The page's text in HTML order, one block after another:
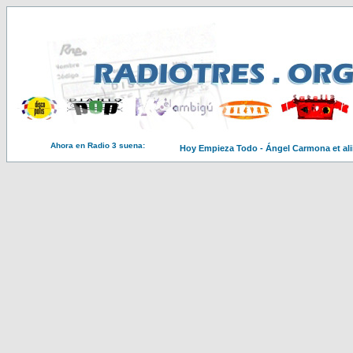
Ahora en Radio 3 suena: Hoy Empieza Todo - Ángel Carmona et